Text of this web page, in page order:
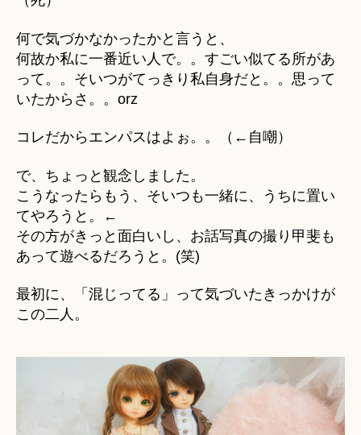
何で気づかなかったかと言うと、
何故か私に一番近い人で。。すごい似てる所があ
って。。そいつがてっきり私自身だと。。思って
いたからさ。。orz
コレだからエンパスはよぉ。。（←自嘲）
で、ちょっと観念しました。
こうなったらもう、そいつも一緒に、うちに置い
てやろうと。←
その方がきっと面白いし、お話写真の撮り甲斐も
あって遊べるだろうと。(笑)
最初に、「混じってる」って気づいたきっかけが
この二人。